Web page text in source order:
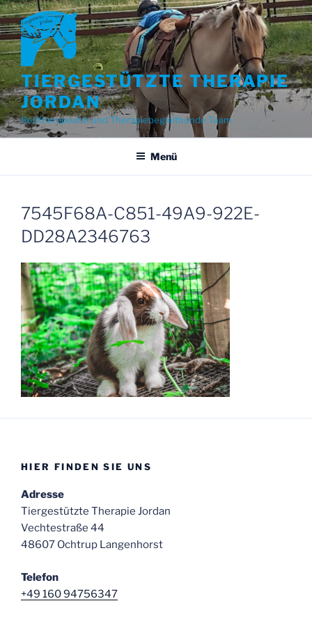
Zum
Inhalt
springen
TIERGESTÜTZTE THERAPIE
JORDAN
Reittherapeutin und Therapiebegleithunde Team
Menü
7545F68A-C851-49A9-922E-
DD28A2346763
HIER FINDEN SIE UNS
Adresse
Tiergestützte Therapie Jordan
Vechtestraße 44
48607 Ochtrup Langenhorst
Telefon
+49 160 94756347